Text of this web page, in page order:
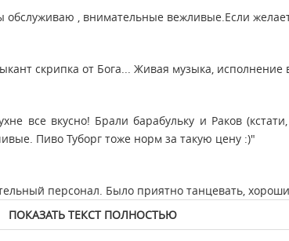
обслуживаю , внимательные вежливые.Если
скрипка от Бога... Живая музыка,
все вкусно! Брали барабульку и Раков
Пиво Туборг тоже норм за такую цену :)"
персонал. Было приятно танцевать,
ПОКАЗАТЬ ТЕКСТ ПОЛНОСТЬЮ